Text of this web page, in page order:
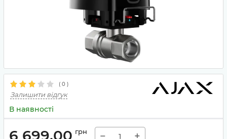
( 0 )
Залишити відгук
В наявності
6 699,00 грн − +